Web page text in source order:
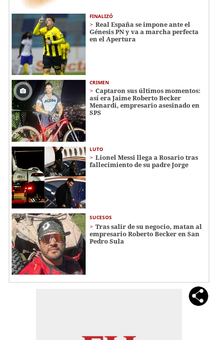
FINALIZÓ
Real España se impone ante el
Génesis PN y va a marcha perfecta
en el Apertura
CRIMEN
Captaron sus últimos momentos:
así era Jaime Roberto Becker
Menardi​​​, empresario asesinado en
SPS
LUTO
Lionel Messi llega a Rosario tras
fallecimiento de su padre Jorge
SUCESOS
Tras salir de su negocio, matan al
empresario Roberto Becker en San
Pedro Sula